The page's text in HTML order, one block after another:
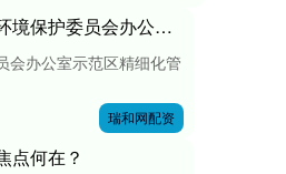
瑞和网配资 福田汽车（600166）：中标商丘市城乡一体化示范区生态环境保护委员会办公室采购项目，中标金额为268.60万元
会办公室示范区精细化管
瑞和网配资
点何在？